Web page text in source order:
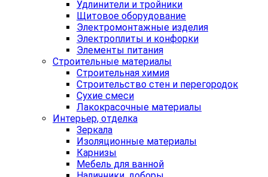
Удлинители и тройники
Щитовое оборудование
Электромонтажные изделия
Электроплиты и конфорки
Элементы питания
Строительные материалы
Строительная химия
Строительство стен и перегородок
Сухие смеси
Лакокрасочные материалы
Интерьер, отделка
Зеркала
Изоляционные материалы
Карнизы
Мебель для ванной